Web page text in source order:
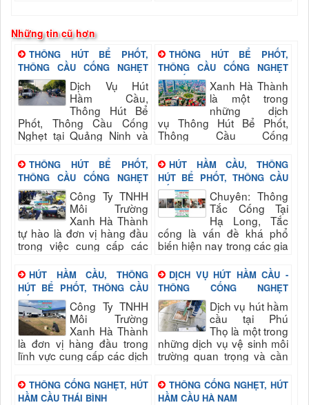
Những tin cũ hơn
THÔNG HÚT BỂ PHỐT,
THÔNG CẦU CỐNG NGHẸT
TẠI QUẢNG NINHDịch Vụ Hút
Hầm Cầu,
Thông Hút Bể
Phốt, Thông Cầu Cống
Nghẹt tại Quảng Ninh và
Ty TNHH Môi Trường Xanh
Hà Thành
THÔNG HÚT BỂ PHỐT,
THÔNG CẦU CỐNG NGHẸT
TẠI BẮC NINHXanh Hà Thành
là một trong
những dịch
vụ Thông Hút Bể Phốt,
Thông Cầu Cống
chuyên nghiệp nhất hiện
nay. Dịch vụ chúng tôi...
THÔNG HÚT BỂ PHỐT,
THÔNG CẦU CỐNG NGHẸT
TẠI HƯNG YÊNCông Ty TNHH
Môi Trường
Xanh Hà Thành
tự hào là đơn vị hàng đầu
trong việc cung cấp các
chất lượng cao tại Hưng
Yên và các...
HÚT HẦM CẦU, THÔNG
HÚT BỂ PHỐT, THÔNG CẦU
CỐNG NGHẸT TẠI KHU VỰC
HẠ LONG
Chuyên: Thông
Tắc Cống Tại
Hạ Long, Tắc
cống là vấn đề khá phổ
biến hiện nay trong các gia
tuyến phố lớn Hạ Long -
Quảng...
HÚT HẦM CẦU, THÔNG
HÚT BỂ PHỐT, THÔNG CẦU
CỐNG NGHẸT TẠI QUẢNG
NINH
Công Ty TNHH
Môi Trường
Xanh Hà Thành
là đơn vị hàng đầu trong
lĩnh vực cung cấp các dịch
khu vực Quảng Ninh, bao
gồm Hút...
DỊCH VỤ HÚT HẦM CẦU -
THÔNG CỐNG NGHẸT
CHUYÊN NGHIỆP GIÁ RẺ TẠI
PHÚ THỌ
Dịch vụ hút hầm
cầu tại Phú
Thọ là một trong
những dịch vụ vệ sinh môi
trường quan trọng và cần
ngày của các hộ gia
đình,...
THÔNG CỐNG NGHẸT, HÚT
HẦM CẦU THÁI BÌNH
THÔNG CỐNG NGHẸT, HÚT
HẦM CẦU HÀ NAM